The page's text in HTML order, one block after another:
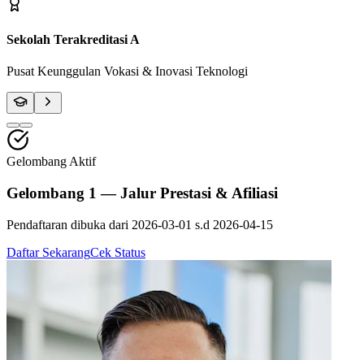
Fasilitas Bengkel Modern
Praktik Berstandar Industri & Sertifikasi Profesi
Gelombang Aktif
Gelombang 1 — Jalur Prestasi & Afiliasi
Pendaftaran dibuka dari 2026-03-01 s.d 2026-04-15
Daftar SekarangCek Status